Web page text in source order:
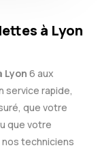
à Lyon
Lyon 6 aux
service rapide,
que votre
que votre
techniciens